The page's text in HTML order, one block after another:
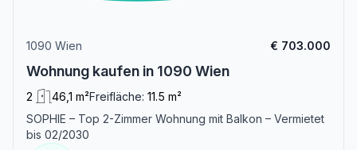
1090 Wien € 703.000
Wohnung kaufen in 1090 Wien
2 46,1 m²Freifläche: 11.5 m²
SOPHIE – Top 2-Zimmer Wohnung mit Balkon – Vermietet
bis 02/2030